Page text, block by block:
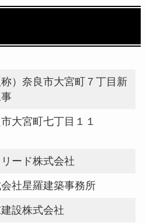
称）奈良市大宮町７丁目新
大宮町七丁目１１
ード株式会社
社星羅建築事務所
設株式会社